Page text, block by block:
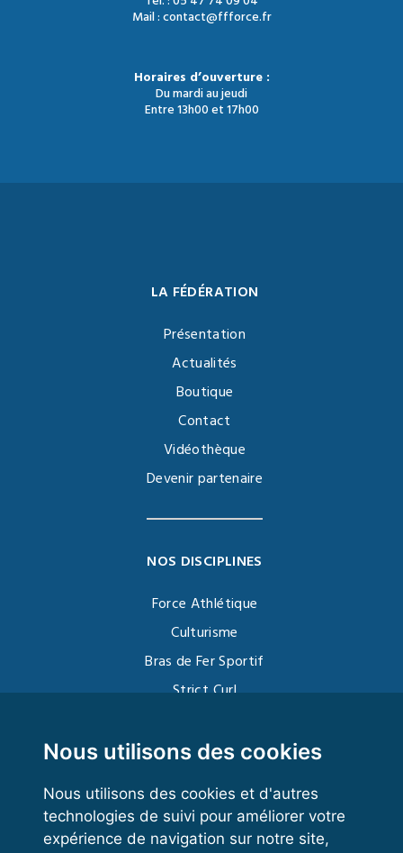
Nous utilisons des cookies
Nous utilisons des cookies et d'autres
technologies de suivi pour améliorer votre
expérience de navigation sur notre site,
Mail : contact@ffforce.fr
Horaires d’ouverture :
Du mardi au jeudi
Entre 13h00 et 17h00
LA FÉDÉRATION
Présentation
Actualités
Boutique
Contact
Vidéothèque
Devenir partenaire
NOS DISCIPLINES
Force Athlétique
Culturisme
Bras de Fer Sportif
Strict Curl
Kettlebell
VOS ESPACES